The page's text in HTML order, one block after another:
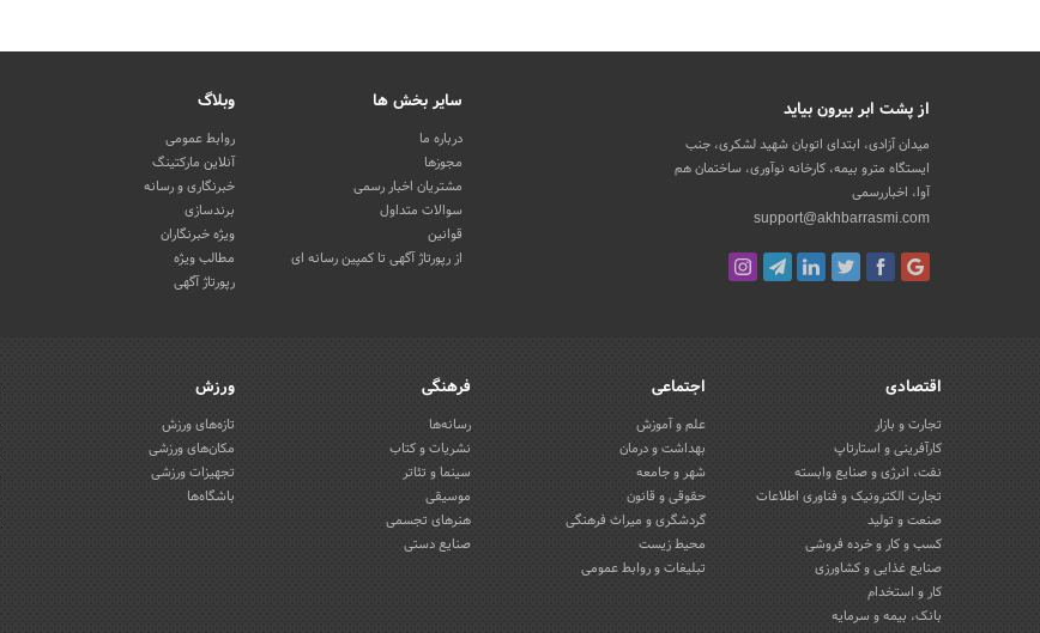
از پشت ابر بیرون بیاید
میدان آزادی، ابتدای اتوبان شهید لشکری، جنب
ایستگاه مترو بیمه، کارخانه نوآوری، ساختمان هم
آوا، اخباررسمی
support@akhbarrasmi.com
سایر بخش ها
درباره ما
مجوزها
مشتریان اخبار رسمی
سوالات متداول
قوانین
از رپورتاژ آگهی تا کمپین رسانه ای
وبلاگ
روابط عمومی
آنلاین مارکتینگ
خبرنگاری و رسانه
برندسازی
ویژه خبرنگاران
مطالب ویژه
رپورتاژ آگهی
اقتصادی
تجارت و بازار
کارآفرینی و استارتاپ
نفت، انرژی و صنایع وابسته
تجارت الکترونیک و فناوری اطلاعات
صنعت و تولید
کسب و کار و خرده فروشی
صنایع غذایی و کشاورزی
کار و استخدام
بانک، بیمه و سرمایه
اجتماعی
علم و آموزش
بهداشت و درمان
شهر و جامعه
حقوقی و قانون
گردشگری و میراث فرهنگی
محیط زیست
تبلیغات و روابط عمومی
فرهنگی
رسانه‌ها
نشریات و کتاب
سینما و تئاتر
موسیقی
هنرهای تجسمی
صنایع دستی
ورزش
تازه‌های ورزش
مکان‌های ورزشی
تجهیزات ورزشی
باشگاه‌ها